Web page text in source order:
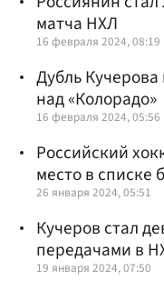
матча НХЛ
16 февраля 2024, 08:19
Дубль
над «Колорадо»
16 февраля 2024, 05:56
Российский
место в списке
26 января 2024, 05:51
Кучеров стал
передачами в
19 января 2024, 07:50